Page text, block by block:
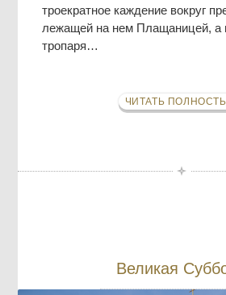
троекратное каждение вокруг
лежащей на нем Плащаницей, а
тропаря…
ЧИТАТЬ
Великая